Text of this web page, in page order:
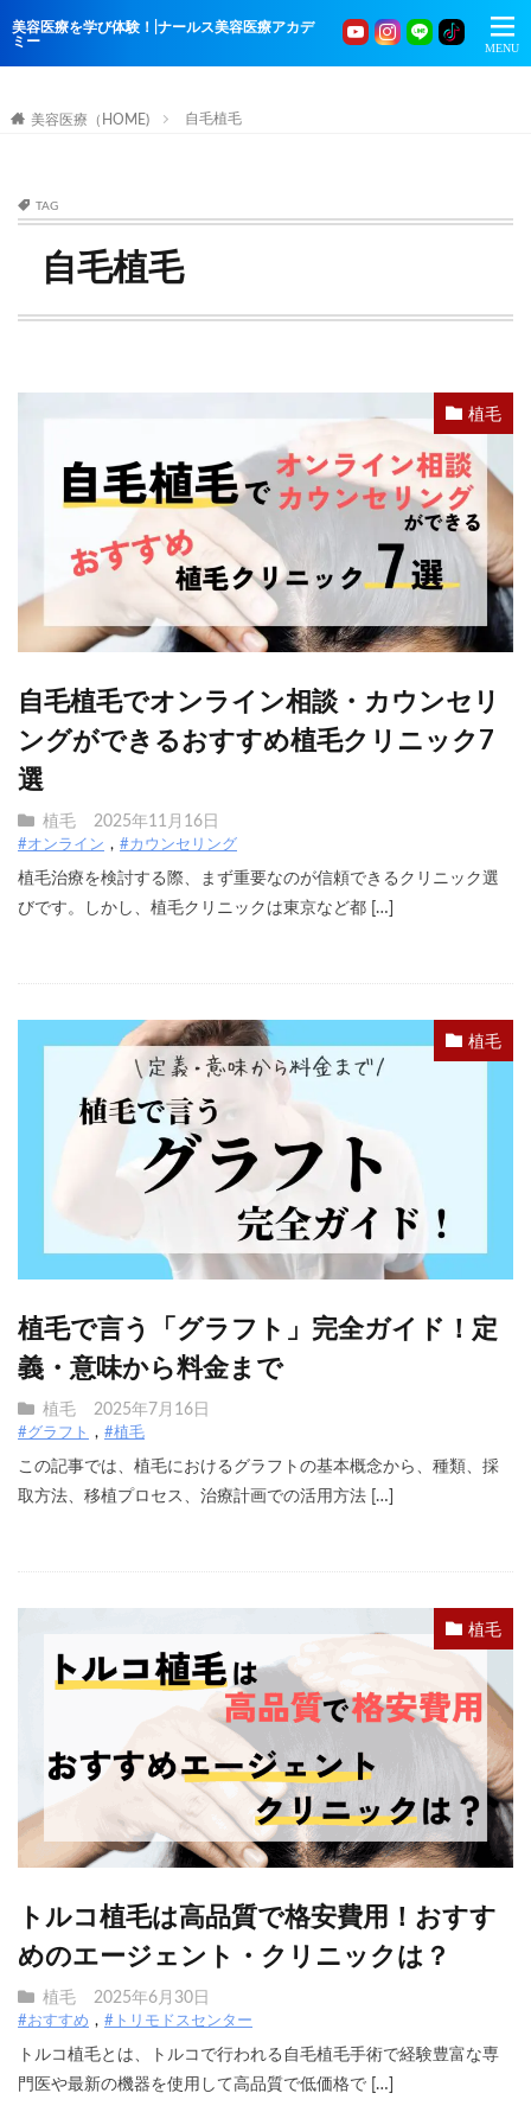
美容医療を学び体験！|ナールス美容医療アカデ
ミー
美容医療（HOME) 自毛植毛
TAG
自毛植毛
植毛
自毛植毛でオンライン相談・カウンセリ
ングができるおすすめ植毛クリニック7
選
植毛 2025年11月16日
#オンライン #カウンセリング
植毛治療を検討する際、まず重要なのが信頼できるクリニック選
びです。しかし、植毛クリニックは東京など都 […]
植毛
植毛で言う「グラフト」完全ガイド！定
義・意味から料金まで
植毛 2025年7月16日
#グラフト #植毛
この記事では、植毛におけるグラフトの基本概念から、種類、採
取方法、移植プロセス、治療計画での活用方法 […]
植毛
トルコ植毛は高品質で格安費用！おすす
めのエージェント・クリニックは？
植毛 2025年6月30日
#おすすめ #トリモドスセンター
トルコ植毛とは、トルコで行われる自毛植毛手術で経験豊富な専
門医や最新の機器を使用して高品質で低価格で […]